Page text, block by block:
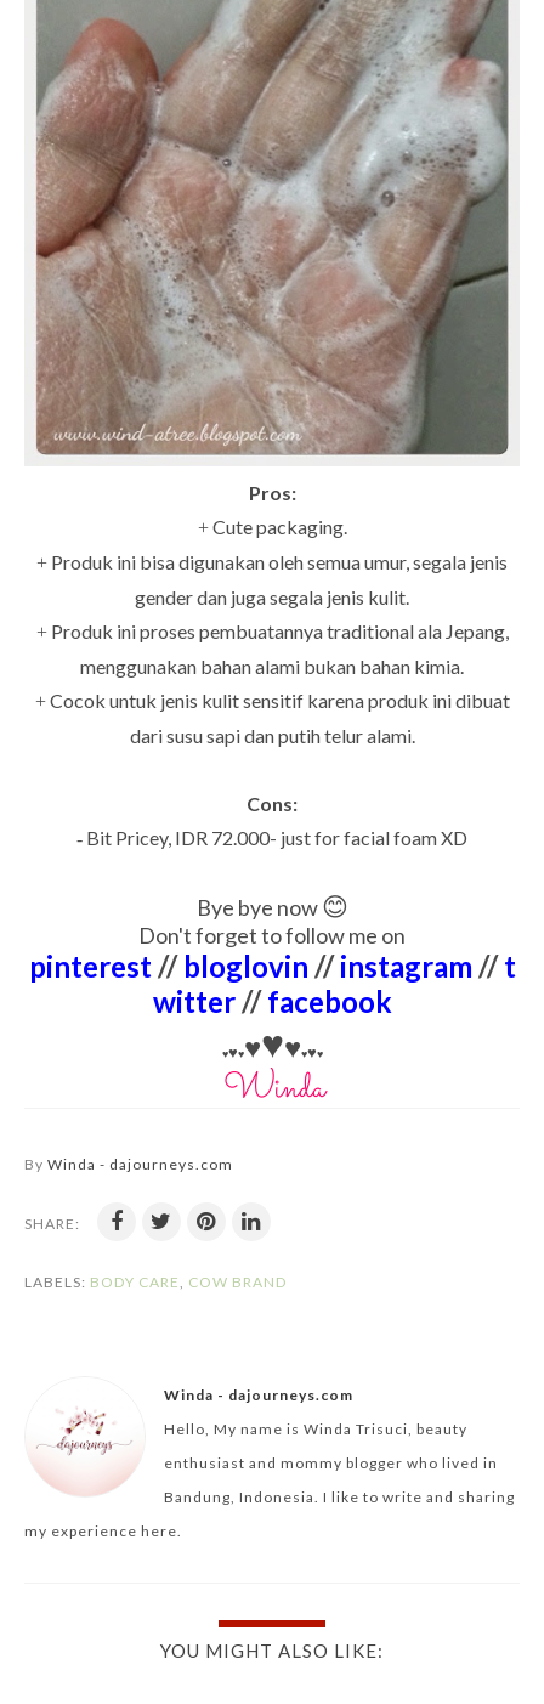
Pros:
+Cute packaging.
+ Produk ini bisa digunakan oleh semua umur, segala jenis
gender dan juga segala jenis kulit.
+Produk ini proses pembuatannya traditional ala Jepang,
menggunakan bahan alami bukan bahan kimia.
+Cocok untuk jenis kulit sensitif karena produk ini dibuat
dari susu sapi dan putih telur alami.
Cons:
- Bit Pricey, IDR 72.000- just for facial foam XD
Bye bye now😊
Don't forget to follow me on
pinterest// bloglovin //instagram //t
witter//facebook
♥♥♥♥♥♥♥♥♥
By Winda - dajourneys.com
SHARE:
LABELS: BODY CARE, COW BRAND
Winda - dajourneys.com
Hello, My name is Winda Trisuci, beauty
enthusiast and mommy blogger who lived in
Bandung, Indonesia. I like to write and sharing
my experience here.
YOU MIGHT ALSO LIKE: